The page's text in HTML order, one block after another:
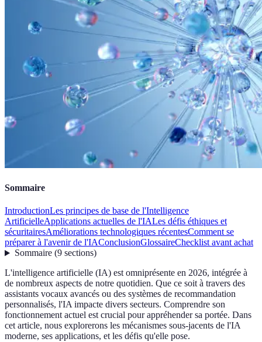
Sommaire
IntroductionLes principes de base de l'Intelligence
ArtificielleApplications actuelles de l'IALes défis éthiques et
sécuritairesAméliorations technologiques récentesComment se
préparer à l'avenir de l'IAConclusionGlossaireChecklist avant achat
Sommaire(9 sections)
L'intelligence artificielle (IA) est omniprésente en 2026, intégrée à
de nombreux aspects de notre quotidien. Que ce soit à travers des
assistants vocaux avancés ou des systèmes de recommandation
personnalisés, l'IA impacte divers secteurs. Comprendre son
fonctionnement actuel est crucial pour appréhender sa portée. Dans
cet article, nous explorerons les mécanismes sous-jacents de l'IA
moderne, ses applications, et les défis qu'elle pose.